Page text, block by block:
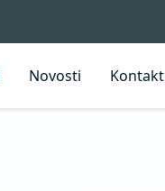
Novosti Kontakt